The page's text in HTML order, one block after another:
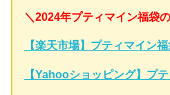
＼2024年プティマイン福袋
【楽天市場】プティマイン
【Yahooショッピング】プ